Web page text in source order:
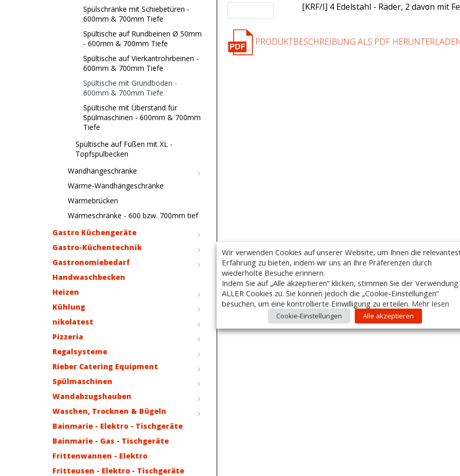
[KRF/I] 4 Edelstahl - Räder, 2 davon mit
PRODUKTBESCHREIBUNG ALS PDF
Spülschränke mit Schiebetüren -
600mm & 700mm Tiefe
Spültische auf Rundbeinen Ø 50mm
- 600mm & 700mm Tiefe
Spültische auf Vierkantrohrbeinen -
600mm & 700mm Tiefe
Spültische mit Grundboden -
600mm & 700mm Tiefe
Spültische mit Überstand für
Spülmaschinen - 600mm & 700mm
Tiefe
Spültische auf Füßen mit XL -
Topfspülbecken
Wandhängeschränke
Wärme-Wandhängeschränke
Wärmebrücken
Wärmeschränke - 600 bzw. 700mm tief
Gastro Küchengeräte
Gastro-Küchentechnik
Gastronomiebedarf
Handwaschbecken
Heizen
Kühlung
nikolatest
Pizzeria
Regalsysteme
Rieber Catering Equipment
Spülmaschinen
Wandabzugshauben
Waschen, Trocknen & Bügeln
Bainmarie - Elektro - Tischgeräte
Bainmarie - Gas - Tischgeräte
Frittenwannen - Elektro
Fritteusen - Elektro - Tischgeräte
Wir verwenden Cookies auf unserer Website, um Ihnen die
Erfahrung zu bieten, indem wir uns an Ihre Präferenzen durch
wiederholte Besuche erinnern.
Indem Sie auf „Alle akzeptieren“ klicken, stimmen Sie der Verwendung
ALLER Cookies zu. Sie können jedoch die „Cookie-Einstellungen“
besuchen, um eine kontrollierte Einwilligung zu erteilen. Mehr lesen
Cookie-Einstellungen Alle akzeptieren